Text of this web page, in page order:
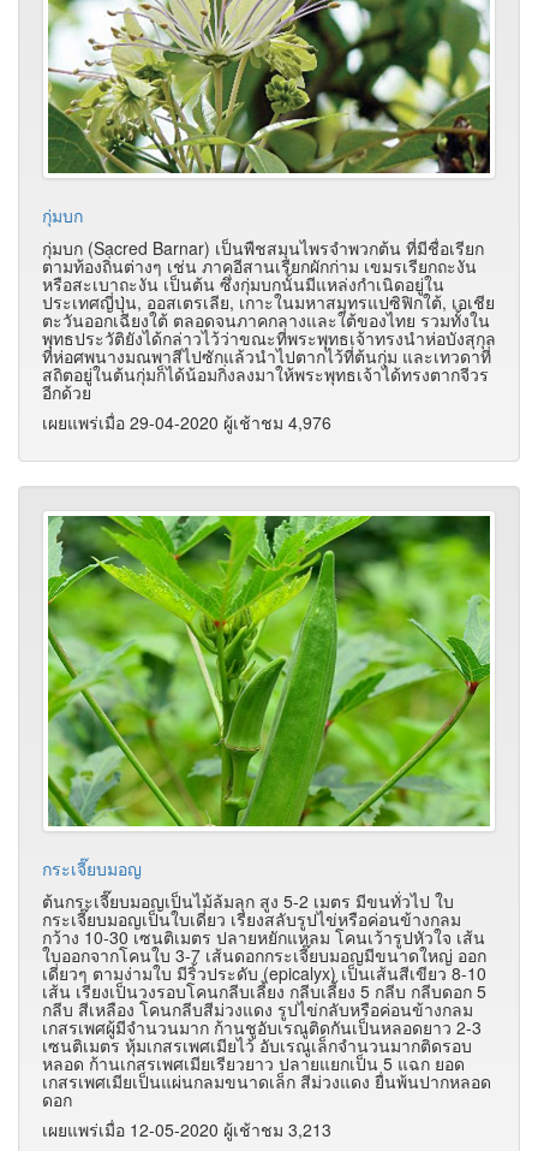
กุ่มบก
กุ่มบก (Sacred Barnar) เป็นพืชสมุนไพรจำพวกต้น ที่มีชื่อเรียก
ตามท้องถิ่นต่างๆ เช่น ภาคอีสานเรียกผักก่าม เขมรเรียกถะงัน
หรือสะเบาถะงัน เป็นต้น ซึ่งกุ่มบกนั้นมีแหล่งกำเนิดอยู่ใน
ประเทศญี่ปุ่น, ออสเตรเลีย, เกาะในมหาสมุทรแปซิฟิกใต้, เอเชีย
ตะวันออกเฉียงใต้ ตลอดจนภาคกลางและใต้ของไทย รวมทั้งใน
พุทธประวัติยังได้กล่าวไว้ว่าขณะที่พระพุทธเจ้าทรงนำห่อบังสุกุล
ที่ห่อศพนางมณพาสีไปซักแล้วนำไปตากไว้ที่ต้นกุ่ม และเทวดาที่
สถิตอยู่ในต้นกุ่มก็ได้น้อมกิ่งลงมาให้พระพุทธเจ้าได้ทรงตากจีวร
อีกด้วย
เผยแพร่เมื่อ 29-04-2020 ผู้เช้าชม 4,976
กระเจี๊ยบมอญ
ต้นกระเจี๊ยบมอญเป็นไม้ล้มลุก สูง 5-2 เมตร มีขนทั่วไป ใบ
กระเจี๊ยบมอญเป็นใบเดี่ยว เรียงสลับรูปไข่หรือค่อนข้างกลม
กว้าง 10-30 เซนติเมตร ปลายหยักแหลม โคนเว้ารูปหัวใจ เส้น
ใบออกจากโคนใบ 3-7 เส้นดอกกระเจี๊ยบมอญมีขนาดใหญ่ ออก
เดี่ยวๆ ตามง่ามใบ มีริ้วประดับ (epicalyx) เป็นเส้นสีเขียว 8-10
เส้น เรียงเป็นวงรอบโคนกลีบเลี้ยง กลีบเลี้ยง 5 กลีบ กลีบดอก 5
กลีบ สีเหลือง โคนกลีบสีม่วงแดง รูปไข่กลับหรือค่อนข้างกลม
เกสรเพศผู้มีจำนวนมาก ก้านชูอับเรณูติดกันเป็นหลอดยาว 2-3
เซนติเมตร หุ้มเกสรเพศเมียไว้ อับเรณูเล็กจำนวนมากติดรอบ
หลอด ก้านเกสรเพศเมียเรียวยาว ปลายแยกเป็น 5 แฉก ยอด
เกสรเพศเมียเป็นแผ่นกลมขนาดเล็ก สีม่วงแดง ยื่นพ้นปากหลอด
ดอก
เผยแพร่เมื่อ 12-05-2020 ผู้เช้าชม 3,213